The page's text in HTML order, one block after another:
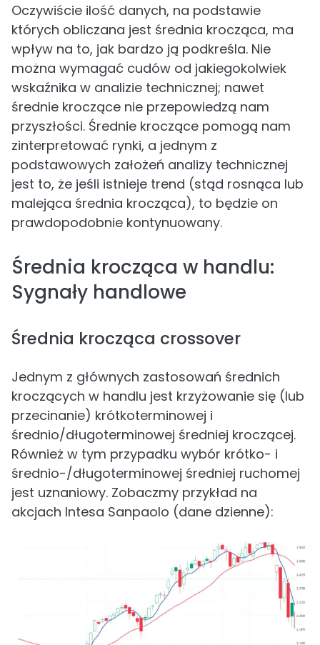
Oczywiście ilość danych, na podstawie
których obliczana jest średnia krocząca, ma
wpływ na to, jak bardzo ją podkreśla. Nie
można wymagać cudów od jakiegokolwiek
wskaźnika w analizie technicznej; nawet
średnie kroczące nie przepowiedzą nam
przyszłości. Średnie kroczące pomogą nam
zinterpretować rynki, a jednym z
podstawowych założeń analizy technicznej
jest to, że jeśli istnieje trend (stąd rosnąca lub
malejąca średnia krocząca), to będzie on
prawdopodobnie kontynuowany.
Średnia krocząca w handlu:
Sygnały handlowe
Średnia krocząca crossover
Jednym z głównych zastosowań średnich
kroczących w handlu jest krzyżowanie się (lub
przecinanie) krótkoterminowej i
średnio/długoterminowej średniej kroczącej.
Również w tym przypadku wybór krótko- i
średnio-/długoterminowej średniej ruchomej
jest uznaniowy. Zobaczmy przykład na
akcjach Intesa Sanpaolo (dane dzienne):